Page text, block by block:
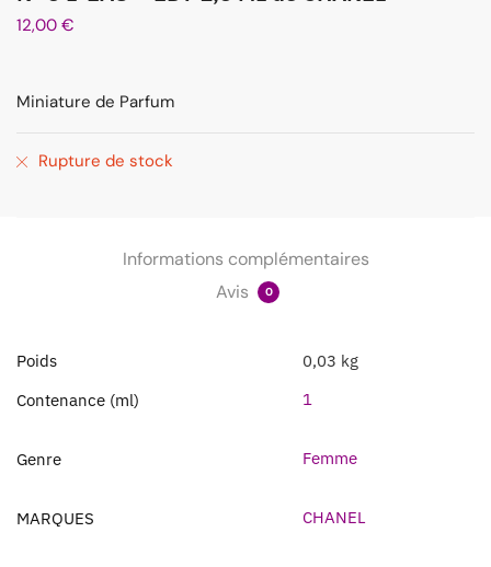
12,00 €
Miniature de Parfum
Rupture de stock
Informations complémentaires
Avis
0
Poids
0,03 kg
Contenance (ml)
1
Genre Femme
MARQUES CHANEL